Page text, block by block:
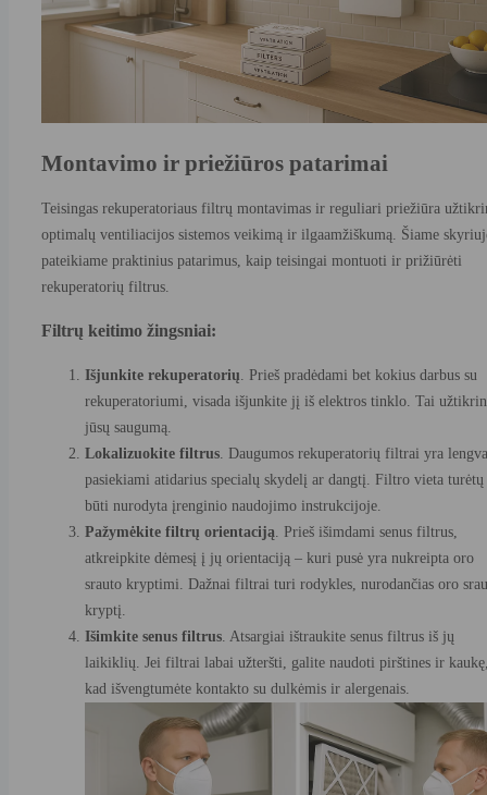
Montavimo ir priežiūros patarimai
Teisingas rekuperatoriaus filtrų montavimas ir reguliari priežiūra
optimalų ventiliacijos sistemos veikimą ir ilgaamžiškumą. Šiame
pateikiame praktinius patarimus, kaip teisingai montuoti ir prižiūrėti
rekuperatorių filtrus.
Filtrų keitimo žingsniai:
Išjunkite rekuperatorių . Prieš pradėdami bet kokius darbus su
rekuperatoriumi, visada išjunkite jį iš elektros tinklo. Tai
jūsų saugumą.
Lokalizuokite filtrus . Daugumos rekuperatorių filtrai yra
pasiekiami atidarius specialų skydelį ar dangtį. Filtro vieta turėtų
būti nurodyta įrenginio naudojimo instrukcijoje.
Pažymėkite filtrų orientaciją . Prieš išimdami senus filtrus,
atkreipkite dėmesį į jų orientaciją – kuri pusė yra nukreipta oro
srauto kryptimi. Dažnai filtrai turi rodykles, nurodančias oro
kryptį.
Išimkite senus filtrus . Atsargiai ištraukite senus filtrus iš jų
laikiklių. Jei filtrai labai užteršti, galite naudoti pirštines ir
kad išvengtumėte kontakto su dulkėmis ir alergenais.